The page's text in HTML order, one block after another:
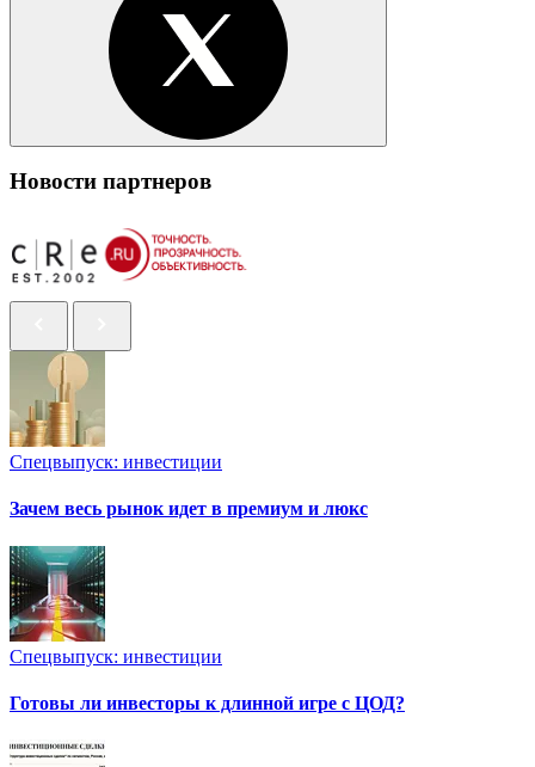
Новости партнеров
Спецвыпуск: инвестиции
Зачем весь рынок идет в премиум и люкс
Спецвыпуск: инвестиции
Готовы ли инвесторы к длинной игре с ЦОД?